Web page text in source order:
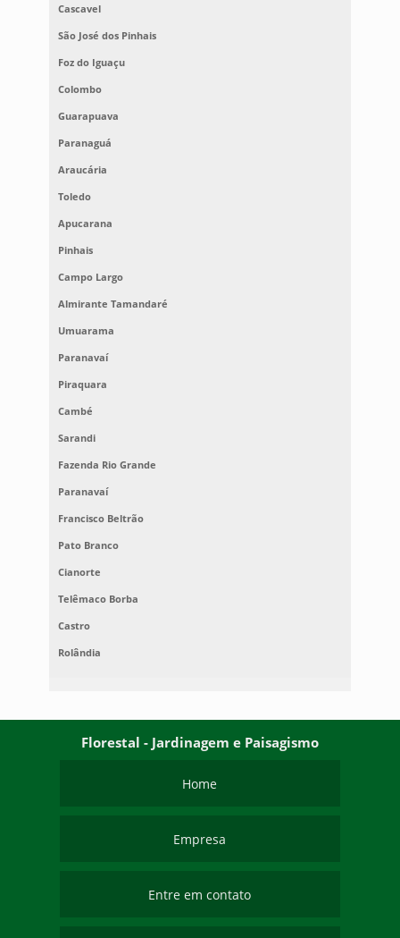
Cascavel
São José dos Pinhais
Foz do Iguaçu
Colombo
Guarapuava
Paranaguá
Araucária
Toledo
Apucarana
Pinhais
Campo Largo
Almirante Tamandaré
Umuarama
Paranavaí
Piraquara
Cambé
Sarandi
Fazenda Rio Grande
Paranavaí
Francisco Beltrão
Pato Branco
Cianorte
Telêmaco Borba
Castro
Rolândia
Florestal - Jardinagem e Paisagismo
Home
Empresa
Entre em contato